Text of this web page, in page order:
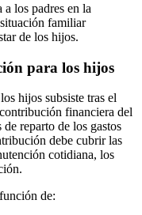
a los padres en la
familiar
de los hijos.
para los hijos
hijos subsiste tras el
financiera del
reparto de los gastos
debe cubrir las
cotidiana, los
de: